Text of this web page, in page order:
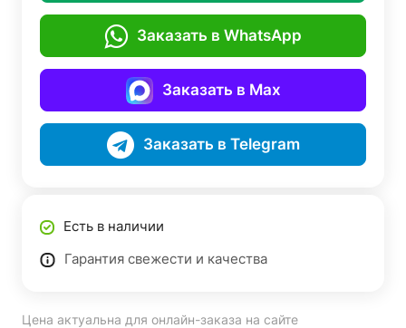
Заказать в WhatsApp
Заказать в Max
Заказать в Telegram
Есть в наличии
Гарантия свежести и качества
Цена актуальна для онлайн-заказа на сайте